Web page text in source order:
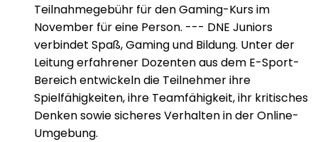
Teilnahmegebühr für den Gaming-Kurs im
November für eine Person. --- DNE Juniors
verbindet Spaß, Gaming und Bildung. Unter der
Leitung erfahrener Dozenten aus dem E-Sport-
Bereich entwickeln die Teilnehmer ihre
Spielfähigkeiten, ihre Teamfähigkeit, ihr kritisches
Denken sowie sicheres Verhalten in der Online-
Umgebung.